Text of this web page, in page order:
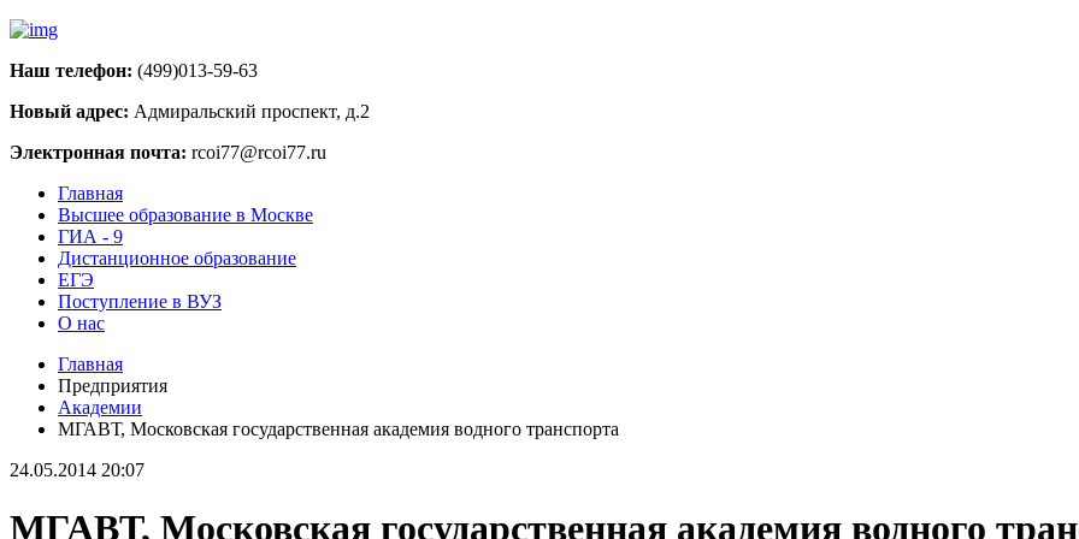
Наш телефон: (499)013-59-63
Новый адрес: Адмиральский проспект, д.2
Электронная почта: rcoi77@rcoi77.ru
Главная
Высшее образование в Москве
ГИА - 9
Дистанционное образование
ЕГЭ
Поступление в ВУЗ
О нас
Главная
Предприятия
Академии
МГАВТ, Московская государственная академия водного транспорта
24.05.2014 20:07
МГАВТ, Московская государственная академия водного